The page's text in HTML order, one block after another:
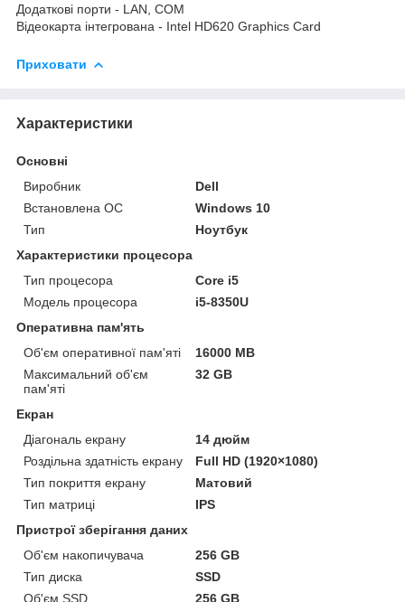
Додаткові порти - LAN, COM
Відеокарта інтегрована - Intel HD620 Graphics Card
Приховати
Характеристики
Основні
Виробник
Dell
Встановлена ОС
Windows 10
Тип
Ноутбук
Характеристики процесора
Тип процесора
Core i5
Модель процесора
i5-8350U
Оперативна пам'ять
Об'єм оперативної пам'яті
16000 MB
Максимальний об'єм
пам'яті
32 GB
Екран
Діагональ екрану
14 дюйм
Роздільна здатність екрану
Full HD (1920×1080)
Тип покриття екрану
Матовий
Тип матриці
IPS
Пристрої зберігання даних
Об'єм накопичувача
256 GB
Тип диска
SSD
Об'єм SSD
256 GB